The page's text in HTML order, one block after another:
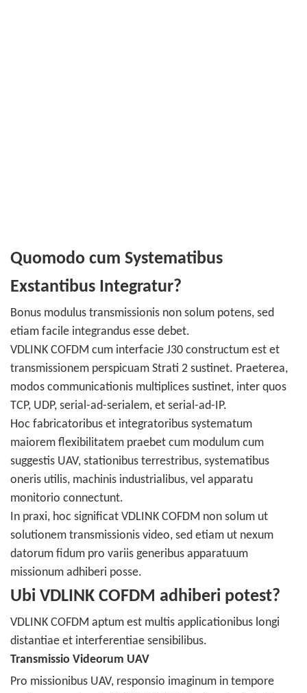
Quomodo cum Systematibus
Exstantibus Integratur?
Bonus modulus transmissionis non solum potens, sed
etiam facile integrandus esse debet.
VDLINK COFDM cum interfacie J30 constructum est et
transmissionem perspicuam Strati 2 sustinet. Praeterea,
modos communicationis multiplices sustinet, inter quos
TCP, UDP, serial-ad-serialem, et serial-ad-IP.
Hoc fabricatoribus et integratoribus systematum
maiorem flexibilitatem praebet cum modulum cum
suggestis UAV, stationibus terrestribus, systematibus
oneris utilis, machinis industrialibus, vel apparatu
monitorio connectunt.
In praxi, hoc significat VDLINK COFDM non solum ut
solutionem transmissionis video, sed etiam ut nexum
datorum fidum pro variis generibus apparatuum
missionum adhiberi posse.
Ubi VDLINK COFDM adhiberi potest?
VDLINK COFDM aptum est multis applicationibus longi
distantiae et interferentiae sensibilibus.
Transmissio Videorum UAV
Pro missionibus UAV, responsio imaginum in tempore